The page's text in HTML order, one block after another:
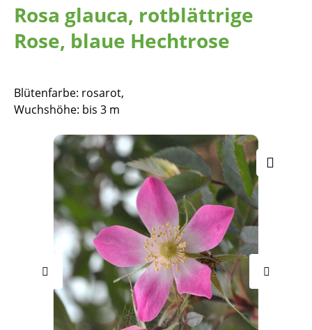
Rosa glauca, rotblättrige
Rose, blaue Hechtrose
Blütenfarbe: rosarot,
Wuchshöhe: bis 3 m